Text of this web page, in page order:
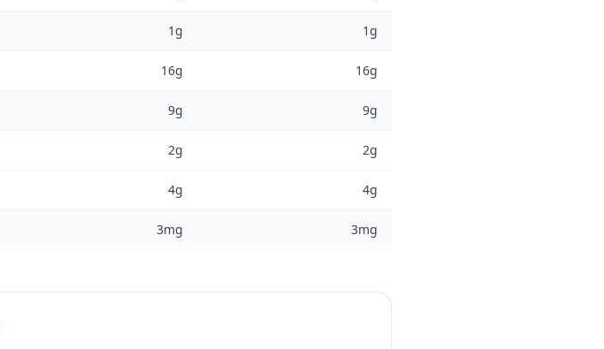
1g 1g
16g 16g
9g 9g
2g 2g
4g 4g
3mg 3mg